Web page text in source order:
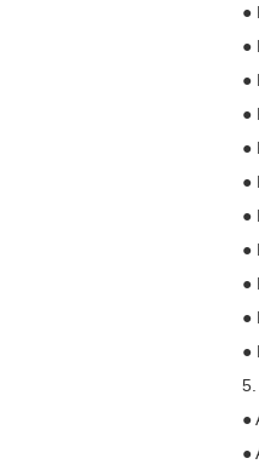
●
●
●
●
●
●
●
●
●
●
●
●
●